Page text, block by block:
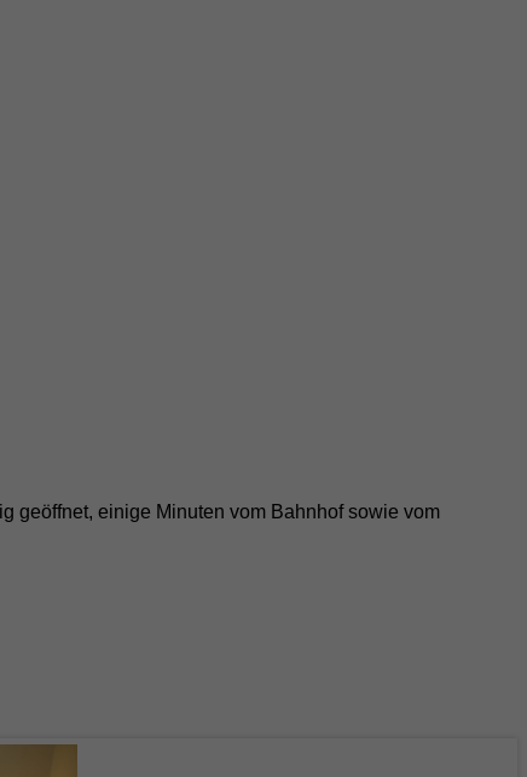
geöffnet, einige Minuten vom Bahnhof sowie vom